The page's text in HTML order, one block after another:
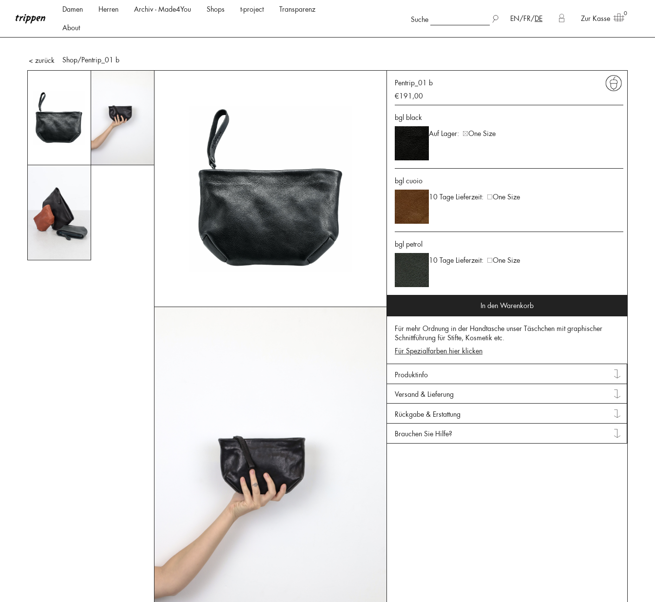
Damen Herren Archiv - Made4You Shops t-project Transparenz
About
Suche EN/FR/DE Zur Kasse
0
< zurück Shop/Pentrip_01 b
Pentrip_01 b
€191,00
bgl black
Auf Lager:
One Size
bgl cuoio
10 Tage Lieferzeit:
One Size
bgl petrol
10 Tage Lieferzeit:
One Size
In den Warenkorb
Für mehr Ordnung in der Handtasche unser Täschchen mit graphischer
Schnittführung für Stifte, Kosmetik etc.
Für Spezialfarben hier klicken
Produktinfo
Versand & Lieferung
Rückgabe & Erstattung
Brauchen Sie Hilfe?